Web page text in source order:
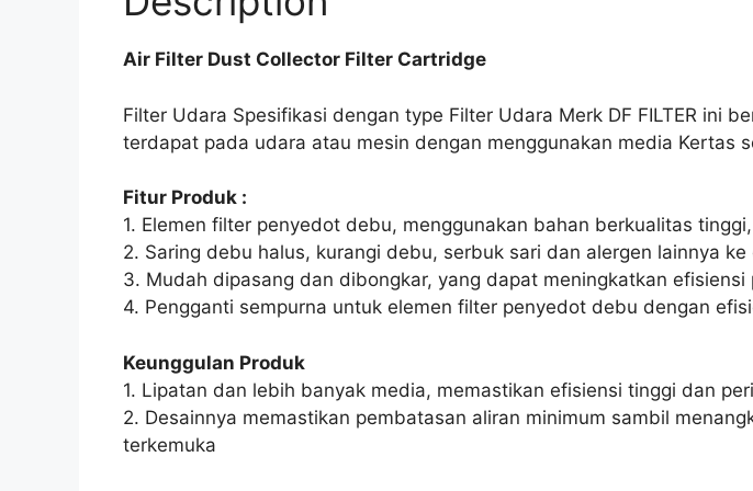
Air Filter Dust Collector Filter Cartridge
Filter Udara Spesifikasi dengan type Filter Udara Merk DF FILTER ini
terdapat pada udara atau mesin dengan menggunakan media Kertas
Fitur Produk :
1. Elemen filter penyedot debu, menggunakan bahan berkualitas
2. Saring debu halus, kurangi debu, serbuk sari dan alergen lainnya
3. Mudah dipasang dan dibongkar, yang dapat meningkatkan
4. Pengganti sempurna untuk elemen filter penyedot debu dengan
Keunggulan Produk
1. Lipatan dan lebih banyak media, memastikan efisiensi tinggi dan
2. Desainnya memastikan pembatasan aliran minimum sambil
terkemuka